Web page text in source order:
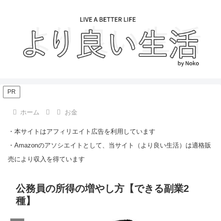
PR
ホーム お金
・本サイトはアフィリエイト広告を利用しています
・Amazonのアソシエイトとして、当サイト（より良い生活）は適格販
売により収入を得ています
公務員の所得の増やし方【できる副業2
種】